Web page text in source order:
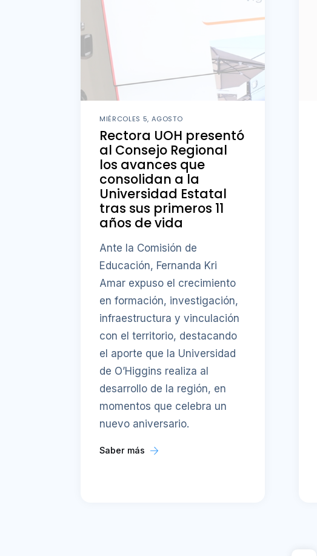
MIÉRCOLES 5, AGOSTO
Rectora UOH presentó
al Consejo Regional
los avances que
consolidan a la
Universidad Estatal
tras sus primeros 11
años de vida
Ante la Comisión de
Educación, Fernanda Kri
Amar expuso el crecimiento
en formación, investigación,
infraestructura y vinculación
con el territorio, destacando
el aporte que la Universidad
de O’Higgins realiza al
desarrollo de la región, en
momentos que celebra un
nuevo aniversario.
Saber más